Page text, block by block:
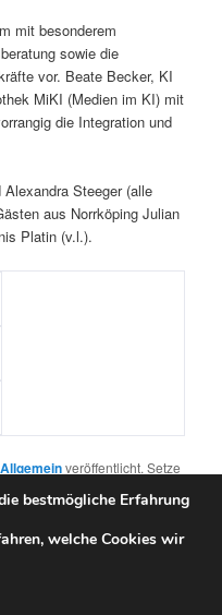
mit besonderem
sowie die
vor. Beate Becker, KI
MiKI (Medien im KI) mit
die Integration und
Steeger (alle
aus Norrköping Julian
Platin (v.l.).
Allgemeinveröffentlicht. Setze
WordPress
bestmögliche Erfahrung
welche Cookies wir